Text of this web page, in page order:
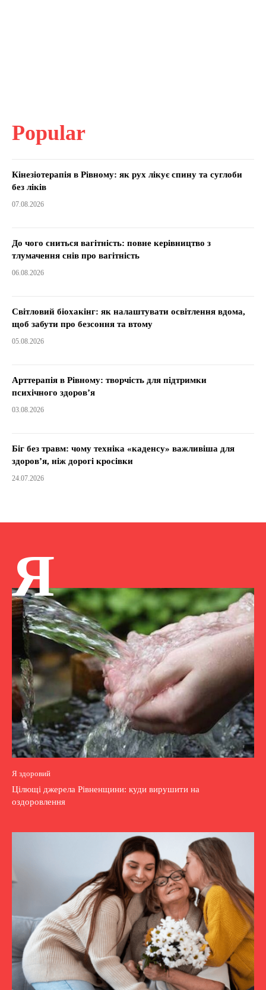
Popular
Кінезіотерапія в Рівному: як рух лікує спину та суглоби
без ліків
07.08.2026
До чого сниться вагітність: повне керівництво з
тлумачення снів про вагітність
06.08.2026
Світловий біохакінг: як налаштувати освітлення вдома,
щоб забути про безсоння та втому
05.08.2026
Арттерапія в Рівному: творчість для підтримки
психічного здоров’я
03.08.2026
Біг без травм: чому техніка «каденсу» важливіша для
здоров’я, ніж дорогі кросівки
24.07.2026
Я
Я здоровий
Цілющі джерела Рівненщини: куди вирушити на
оздоровлення